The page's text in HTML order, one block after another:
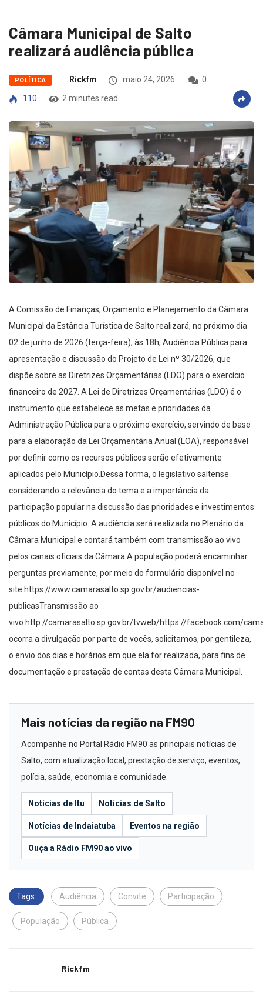
Câmara Municipal de Salto
realizará audiência pública
POLÍTICA Rickfm maio 24, 2026
0
110
2 minutes read
A Comissão de Finanças, Orçamento e Planejamento da Câmara
Municipal da Estância Turística de Salto realizará, no próximo dia
02 de junho de 2026 (terça-feira), às 18h, Audiência Pública para
apresentação e discussão do Projeto de Lei nº 30/2026, que
dispõe sobre as Diretrizes Orçamentárias (LDO) para o exercício
financeiro de 2027. A Lei de Diretrizes Orçamentárias (LDO) é o
instrumento que estabelece as metas e prioridades da
Administração Pública para o próximo exercício, servindo de base
para a elaboração da Lei Orçamentária Anual (LOA), responsável
por definir como os recursos públicos serão efetivamente
aplicados pelo Município.Dessa forma, o legislativo saltense
considerando a relevância do tema e a importância da
participação popular na discussão das prioridades e investimentos
públicos do Município. A audiência será realizada no Plenário da
Câmara Municipal e contará também com transmissão ao vivo
pelos canais oficiais da Câmara.A população poderá encaminhar
perguntas previamente, por meio do formulário disponível no
site:https://www.camarasalto.sp.gov.br/audiencias-
publicasTransmissão ao
vivo:http://camarasalto.sp.gov.br/tvweb/https://facebook.com/
ocorra a divulgação por parte de vocês, solicitamos, por gentileza,
o envio dos dias e horários em que ela for realizada, para fins de
documentação e prestação de contas desta Câmara Municipal.
Mais notícias da região na FM90
Acompanhe no Portal Rádio FM90 as principais notícias de
Salto, com atualização local, prestação de serviço, eventos,
polícia, saúde, economia e comunidade.
Notícias de Itu Notícias de Salto
Notícias de Indaiatuba Eventos na região
Ouça a Rádio FM90 ao vivo
Tags: Audiência Convite Participação
População Pública
Rickfm